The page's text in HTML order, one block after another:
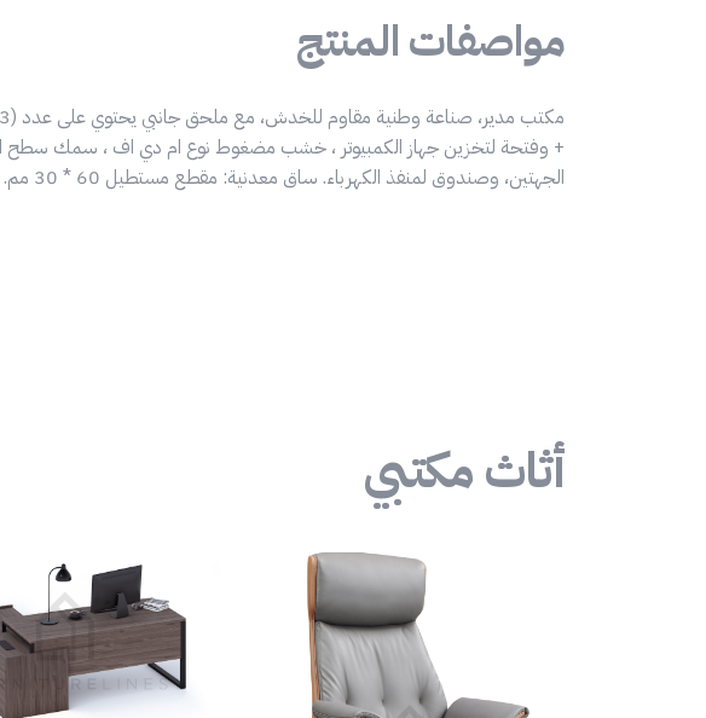
مواصفات المنتج
الجهتين، وصندوق لمنفذ الكهرباء. ساق معدنية: مقطع مستطيل 60 * 30 مم. بطلاء بودركوتنج مقاوم للصدأ.
أثاث مكتبي